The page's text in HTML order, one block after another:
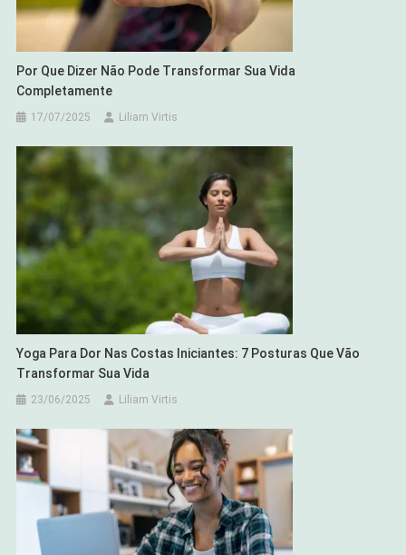
Por Que Dizer Não Pode Transformar Sua Vida
Completamente
17/07/2025 Liliam Virtis
Yoga Para Dor Nas Costas Iniciantes: 7 Posturas Que Vão
Transformar Sua Vida
23/06/2025 Liliam Virtis